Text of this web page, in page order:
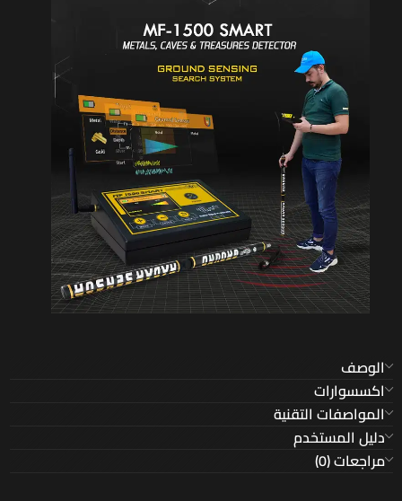
الوصف
اكسسوارات
المواصفات التقنية
دليل المستخدم
مراجعات (0)